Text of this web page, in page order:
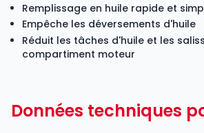
Remplissage en huile rapide et
Empêche les déversements d'huile
Réduit les tâches d'huile et les
compartiment moteur
Données techniques